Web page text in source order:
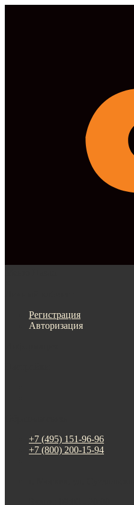
Регистрация
Авторизация
+7 (495) 151-96-96
+7 (800) 200-15-94